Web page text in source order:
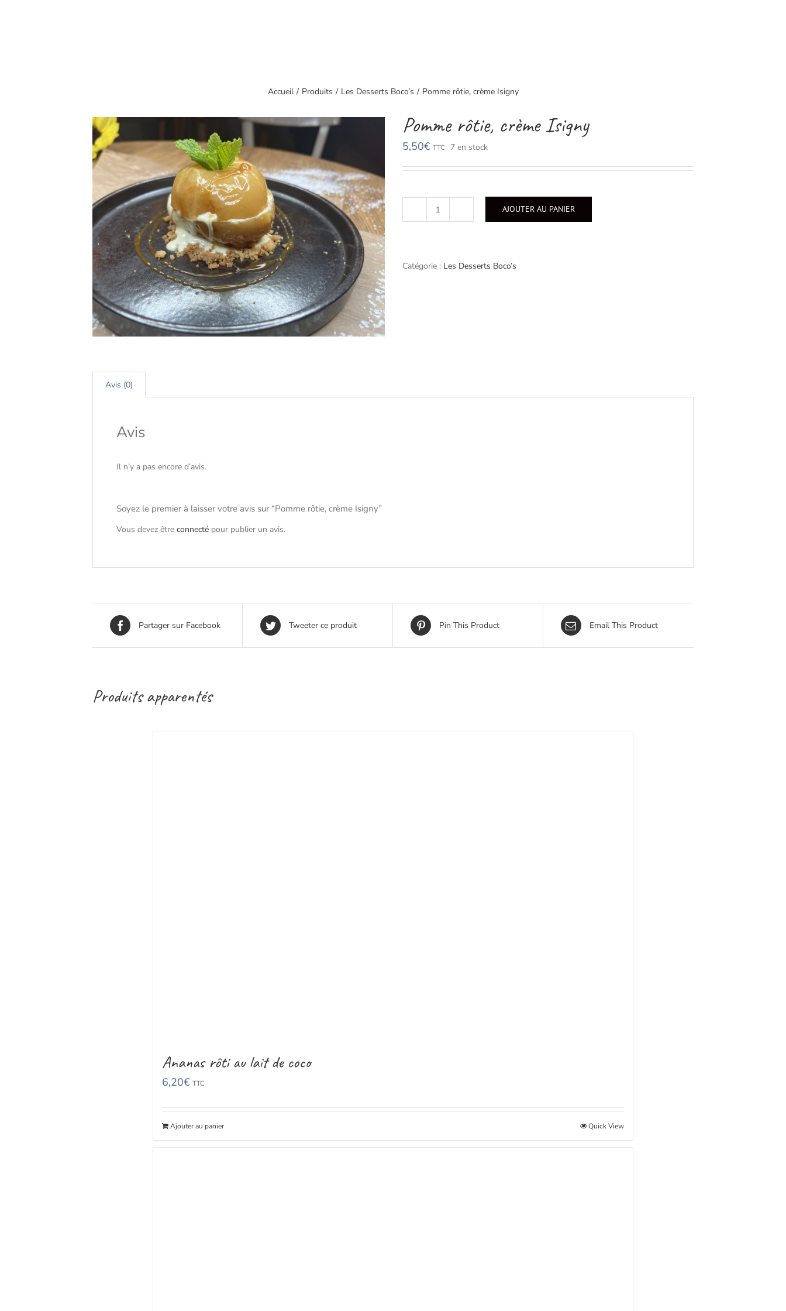
Accueil / Produits / Les Desserts Boco’s / Pomme rôtie, crème Isigny
Pomme rôtie, crème Isigny
5,50€ TTC 7 en stock
quantité
crème
AJOUTER AU PANIER
Catégorie : Les Desserts Boco’s
Avis (0)
Avis
Il n’y a pas encore d’avis.
Soyez le premier à laisser votre avis sur “Pomme rôtie, crème Isigny”
Vous devez êtreconnecté pour publier un avis.
Partager sur Facebook Tweeter ce produit Pin This Product Email This Product
Produits apparentés
Ananas rôti au lait de coco
6,20€ TTC
Ajouter au panier Quick View